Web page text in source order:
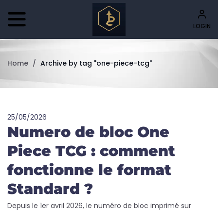
LOGIN
Home / Archive by tag "one-piece-tcg"
25/05/2026
Numero de bloc One
Piece TCG : comment
fonctionne le format
Standard ?
Depuis le 1er avril 2026, le numéro de bloc imprimé sur